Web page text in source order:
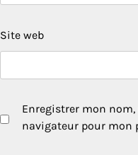
Site web
Enregistrer mon
navigateur pour mon